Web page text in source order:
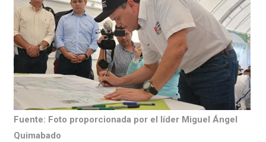
Fuente: Foto proporcionada por el líder Miguel Ángel
Quimabado